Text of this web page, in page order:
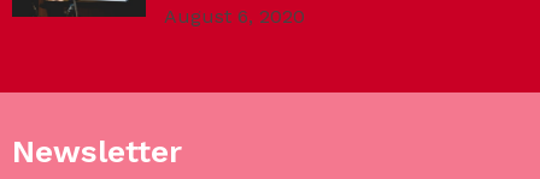
August 6, 2020
Newsletter